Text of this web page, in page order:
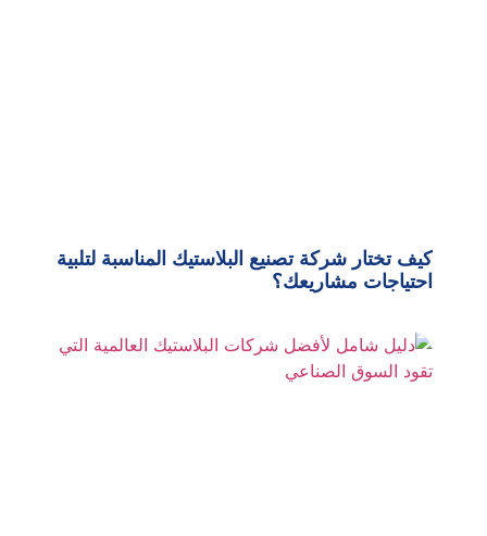
كيف تختار شركة تصنيع البلاستيك المناسبة لتلبية
احتياجات مشاريعك؟